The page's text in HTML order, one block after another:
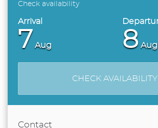
Check availability
7 Aug 8 Aug
CHECK AVAILABILITY
Contact